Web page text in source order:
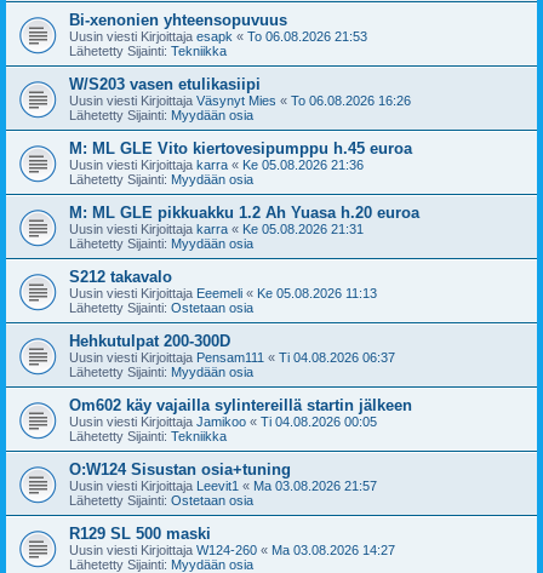
Bi-xenonien yhteensopuvuus
Uusin viesti Kirjoittaja esapk « To 06.08.2026 21:53
Lähetetty Sijainti: Tekniikka
W/S203 vasen etulikasiipi
Uusin viesti Kirjoittaja Väsynyt Mies « To 06.08.2026 16:26
Lähetetty Sijainti: Myydään osia
M: ML GLE Vito kiertovesipumppu h.45 euroa
Uusin viesti Kirjoittaja karra « Ke 05.08.2026 21:36
Lähetetty Sijainti: Myydään osia
M: ML GLE pikkuakku 1.2 Ah Yuasa h.20 euroa
Uusin viesti Kirjoittaja karra « Ke 05.08.2026 21:31
Lähetetty Sijainti: Myydään osia
S212 takavalo
Uusin viesti Kirjoittaja Eeemeli « Ke 05.08.2026 11:13
Lähetetty Sijainti: Ostetaan osia
Hehkutulpat 200-300D
Uusin viesti Kirjoittaja Pensam111 « Ti 04.08.2026 06:37
Lähetetty Sijainti: Myydään osia
Om602 käy vajailla sylintereillä startin jälkeen
Uusin viesti Kirjoittaja Jamikoo « Ti 04.08.2026 00:05
Lähetetty Sijainti: Tekniikka
O:W124 Sisustan osia+tuning
Uusin viesti Kirjoittaja Leevit1 « Ma 03.08.2026 21:57
Lähetetty Sijainti: Ostetaan osia
R129 SL 500 maski
Uusin viesti Kirjoittaja W124-260 « Ma 03.08.2026 14:27
Lähetetty Sijainti: Myydään osia